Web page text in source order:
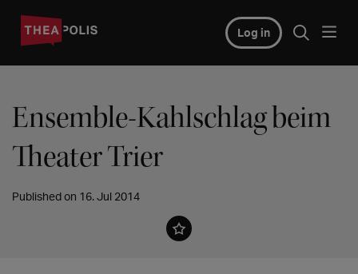
Log in
Ensemble-Kahlschlag beim
Theater Trier
Published on 16. Jul 2014